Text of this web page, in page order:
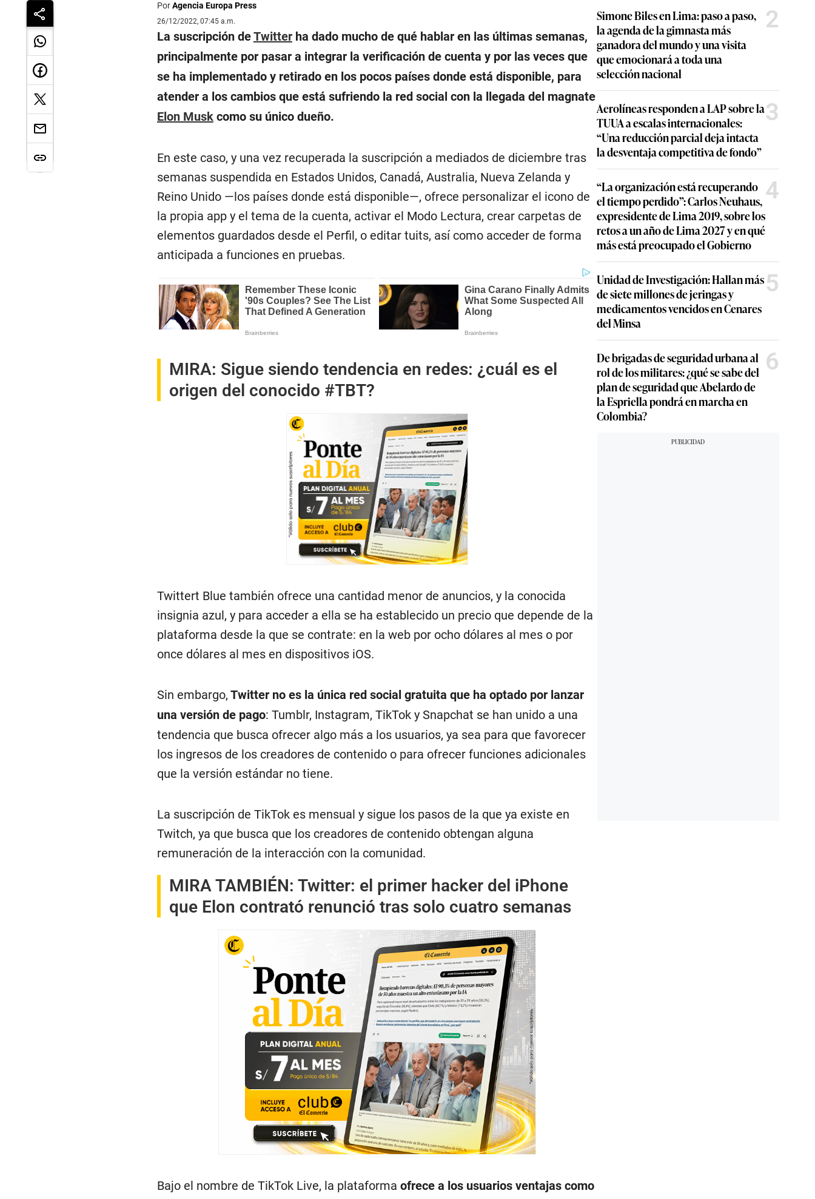
PorAgencia Europa Press
26/12/2022, 07:45 a.m.
La suscripción deTwitterha dado mucho de qué hablar en las últimas semanas,
principalmente por pasar a integrar la verificación de cuenta y por las veces que
se ha implementado y retirado en los pocos países donde está disponible, para
atender a los cambios que está sufriendo la red social con la llegada del magnate
Elon Muskcomo su único dueño.
En este caso, y una vez recuperada la suscripción a mediados de diciembre tras
semanas suspendida en Estados Unidos, Canadá, Australia, Nueva Zelanda y
Reino Unido —los países donde está disponible—, ofrece personalizar el icono de
la propia app y el tema de la cuenta, activar el Modo Lectura, crear carpetas de
elementos guardados desde el Perfil, o editar tuits, así como acceder de forma
anticipada a funciones en pruebas.
MIRA: Sigue siendo tendencia en redes: ¿cuál es el
origen del conocido #TBT?
Twittert Blue también ofrece una cantidad menor de anuncios, y la conocida
insignia azul, y para acceder a ella se ha establecido un precio que depende de la
plataforma desde la que se contrate: en la web por ocho dólares al mes o por
once dólares al mes en dispositivos iOS.
Sin embargo, Twitter no es la única red social gratuita que ha optado por lanzar
una versión de pago: Tumblr, Instagram, TikTok y Snapchat se han unido a una
tendencia que busca ofrecer algo más a los usuarios, ya sea para que favorecer
los ingresos de los creadores de contenido o para ofrecer funciones adicionales
que la versión estándar no tiene.
La suscripción de TikTok es mensual y sigue los pasos de la que ya existe en
Twitch, ya que busca que los creadores de contenido obtengan alguna
remuneración de la interacción con la comunidad.
MIRA TAMBIÉN: Twitter: el primer hacker del iPhone
que Elon contrató renunció tras solo cuatro semanas
Bajo el nombre de TikTok Live, la plataforma ofrece a los usuarios ventajas como
Simone Biles en Lima: paso a paso,
la agenda de la gimnasta más
ganadora del mundo y una visita
que emocionará a toda una
selección nacional
2
Aerolíneas responden a LAP sobre la
TUUA a escalas internacionales:
“Una reducción parcial deja intacta
la desventaja competitiva de fondo”
3
“La organización está recuperando
el tiempo perdido”: Carlos Neuhaus,
expresidente de Lima 2019, sobre los
retos a un año de Lima 2027 y en qué
más está preocupado el Gobierno
4
Unidad de Investigación: Hallan más
de siete millones de jeringas y
medicamentos vencidos en Cenares
del Minsa
5
De brigadas de seguridad urbana al
rol de los militares: ¿qué se sabe del
plan de seguridad que Abelardo de
la Espriella pondrá en marcha en
Colombia?
6